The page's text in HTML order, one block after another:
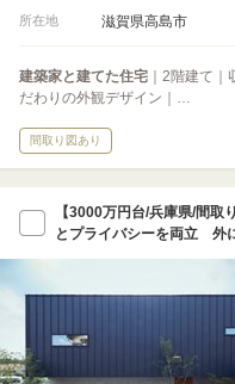
所在地 滋賀県高島市
建築家と建てた住宅 ｜2階建て
だわりの外観デザイン｜…
間取り図あり
【3000万円台/兵庫県/間
とプライバシーを両立 外